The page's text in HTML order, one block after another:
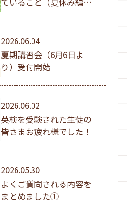
①）
2026.06.04
夏期講習会（6月6日よ
り）受付開始
2026.06.02
英検を受験された生徒の
皆さまお疲れ様でした！
2026.05.30
よくご質問される内容を
まとめました①